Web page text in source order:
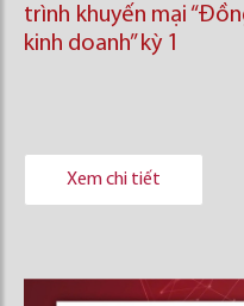
trình khuyến mại
kinh doanh’’ kỳ 1
Xem chi tiết